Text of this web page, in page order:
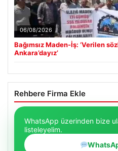
06/08/2026
Bağımsız Maden-İş: ‘Verilen
Ankara’dayız’
Rehbere Firma Ekle
WhatsApp üzerinden bize
listeleyelim.